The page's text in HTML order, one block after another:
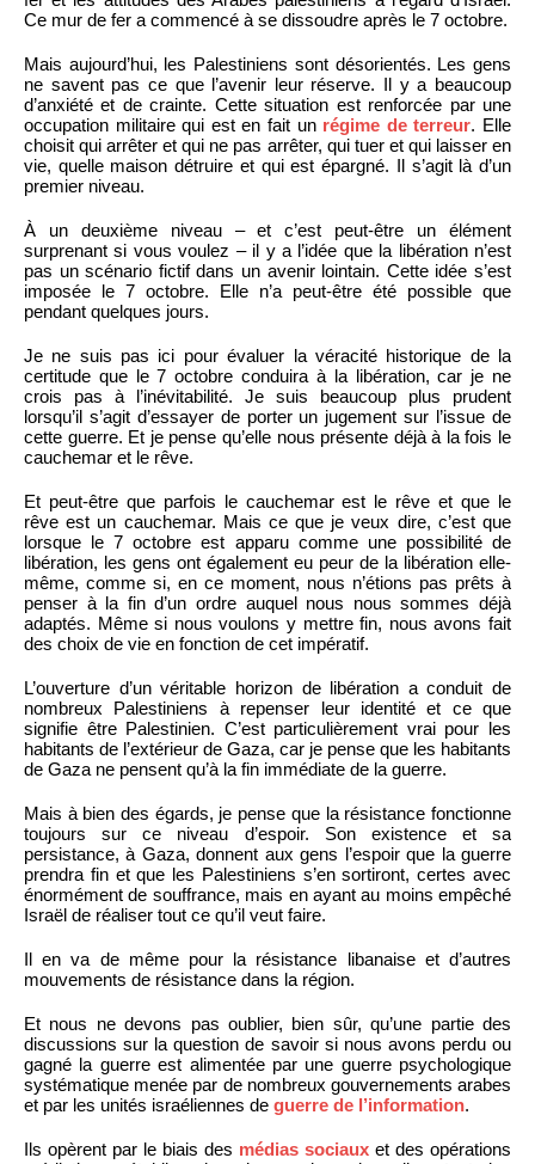
Ce mur de fer a commencé à se dissoudre après le 7 octobre.
Mais aujourd’hui, les Palestiniens sont désorientés. Les gens
ne savent pas ce que l’avenir leur réserve. Il y a beaucoup
d’anxiété et de crainte. Cette situation est renforcée par une
occupation militaire qui est en fait un régime de terreur. Elle
choisit qui arrêter et qui ne pas arrêter, qui tuer et qui laisser en
vie, quelle maison détruire et qui est épargné. Il s’agit là d’un
premier niveau.
À un deuxième niveau – et c’est peut-être un élément
surprenant si vous voulez – il y a l’idée que la libération n’est
pas un scénario fictif dans un avenir lointain. Cette idée s’est
imposée le 7 octobre. Elle n’a peut-être été possible que
pendant quelques jours.
Je ne suis pas ici pour évaluer la véracité historique de la
certitude que le 7 octobre conduira à la libération, car je ne
crois pas à l’inévitabilité. Je suis beaucoup plus prudent
lorsqu’il s’agit d’essayer de porter un jugement sur l’issue de
cette guerre. Et je pense qu’elle nous présente déjà à la fois le
cauchemar et le rêve.
Et peut-être que parfois le cauchemar est le rêve et que le
rêve est un cauchemar. Mais ce que je veux dire, c’est que
lorsque le 7 octobre est apparu comme une possibilité de
libération, les gens ont également eu peur de la libération elle-
même, comme si, en ce moment, nous n’étions pas prêts à
penser à la fin d’un ordre auquel nous nous sommes déjà
adaptés. Même si nous voulons y mettre fin, nous avons fait
des choix de vie en fonction de cet impératif.
L’ouverture d’un véritable horizon de libération a conduit de
nombreux Palestiniens à repenser leur identité et ce que
signifie être Palestinien. C’est particulièrement vrai pour les
habitants de l’extérieur de Gaza, car je pense que les habitants
de Gaza ne pensent qu’à la fin immédiate de la guerre.
Mais à bien des égards, je pense que la résistance fonctionne
toujours sur ce niveau d’espoir. Son existence et sa
persistance, à Gaza, donnent aux gens l’espoir que la guerre
prendra fin et que les Palestiniens s’en sortiront, certes avec
énormément de souffrance, mais en ayant au moins empêché
Israël de réaliser tout ce qu’il veut faire.
Il en va de même pour la résistance libanaise et d’autres
mouvements de résistance dans la région.
Et nous ne devons pas oublier, bien sûr, qu’une partie des
discussions sur la question de savoir si nous avons perdu ou
gagné la guerre est alimentée par une guerre psychologique
systématique menée par de nombreux gouvernements arabes
et par les unités israéliennes de guerre de l’information.
Ils opèrent par le biais des médias sociaux et des opérations